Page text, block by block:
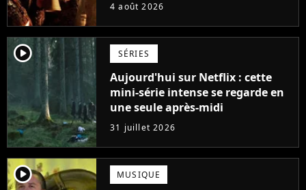
4 août 2026
player2 SÉRIES
Aujourd'hui sur Netflix : cette
mini-série intense se regarde en
une seule après-midi
31 juillet 2026
player2 MUSIQUE